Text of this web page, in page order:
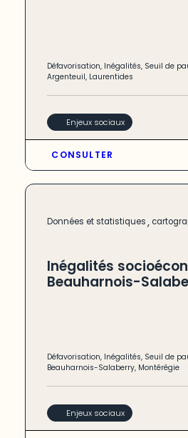
Défavorisation, Inégalités, Seuil de
Argenteuil, Laurentides
Enjeux sociaux
CONSULTER
Données et statistiques,
Inégalités
Beauharnois-
Défavorisation, Inégalités, Seuil de
Beauharnois-Salaberry, Montérégie
Enjeux sociaux